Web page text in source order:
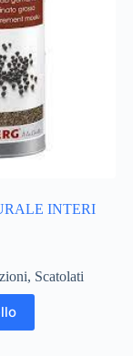
INTERI
, Scatolati